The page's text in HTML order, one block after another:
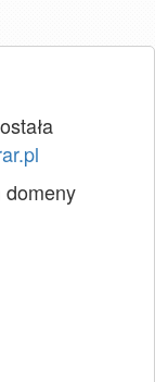
domeny